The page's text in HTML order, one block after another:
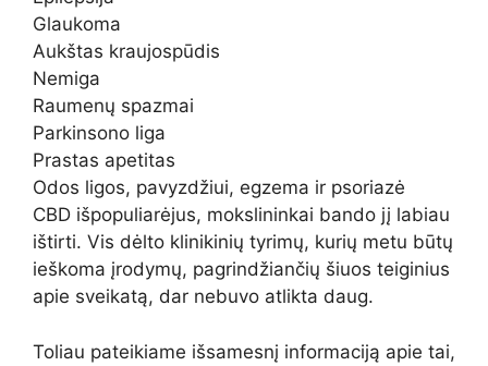
Glaukoma
Aukštas kraujospūdis
Nemiga
Raumenų spazmai
Parkinsono liga
Prastas apetitas
Odos ligos, pavyzdžiui, egzema ir psoriazė
CBD išpopuliarėjus, mokslininkai bando jį labiau
ištirti. Vis dėlto klinikinių tyrimų, kurių metu būtų
ieškoma įrodymų, pagrindžiančių šiuos teiginius
apie sveikatą, dar nebuvo atlikta daug.
Toliau pateikiame išsamesnį informaciją apie tai,